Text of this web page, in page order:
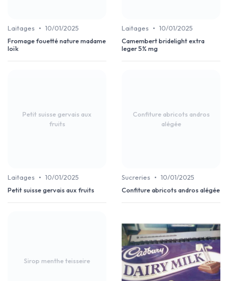
Laitages • 10/01/2025
Fromage fouetté nature madame
loïk
Laitages • 10/01/2025
Camembert bridelight extra
leger 5% mg
Petit suisse gervais aux
fruits
Laitages • 10/01/2025
Petit suisse gervais aux fruits
Confiture abricots andros
alégée
Sucreries • 10/01/2025
Confiture abricots andros alégée
Sirop menthe teisseire